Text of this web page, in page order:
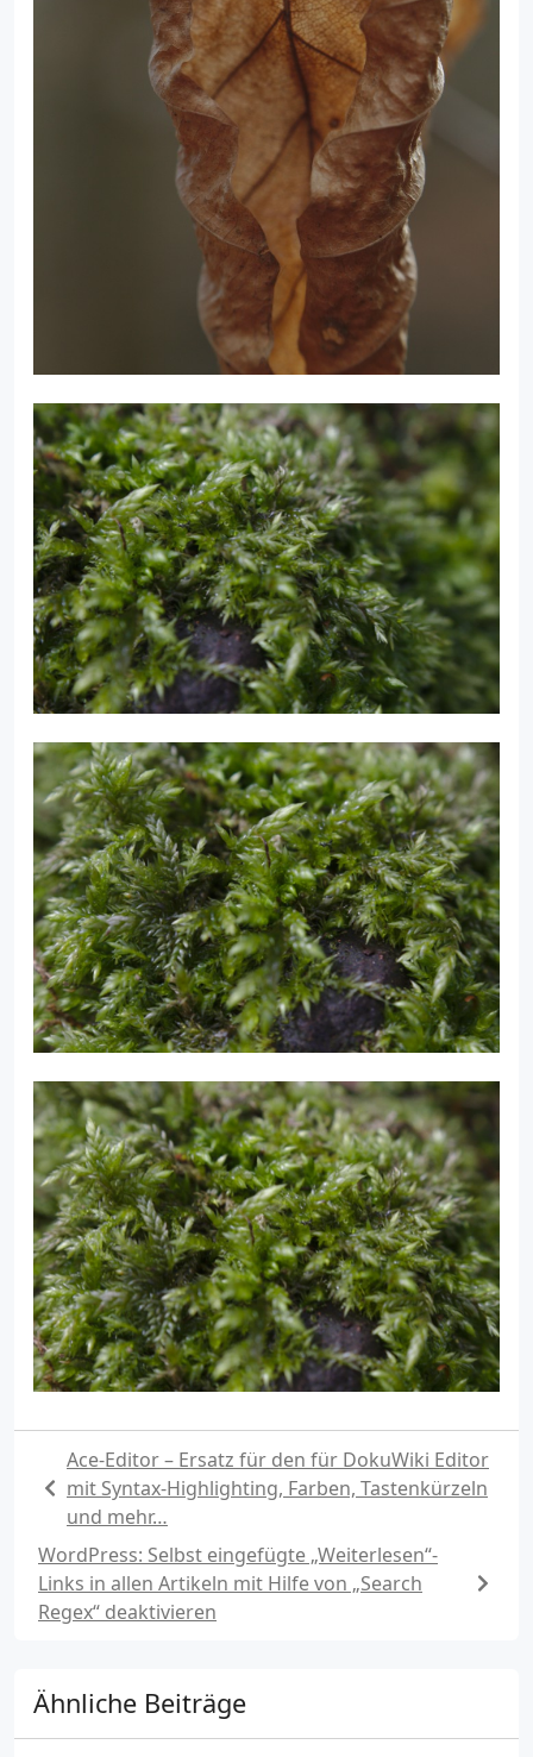
Ace-Editor – Ersatz für den für DokuWiki Editor
mit Syntax-Highlighting, Farben, Tastenkürzeln
und mehr…
WordPress: Selbst eingefügte „Weiterlesen“-
Links in allen Artikeln mit Hilfe von „Search
Regex“ deaktivieren
Ähnliche Beiträge